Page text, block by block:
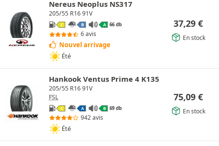
Nereus Neoplus NS317
205/55 R16 91V
C B A 66 db
6 avis
Nouvel arrivage
Été
37,29 €
En stock
Hankook Ventus Prime 4 K135
205/55 R16 91V
FSL
C A B 69 db
942 avis
Été
75,09 €
En stock